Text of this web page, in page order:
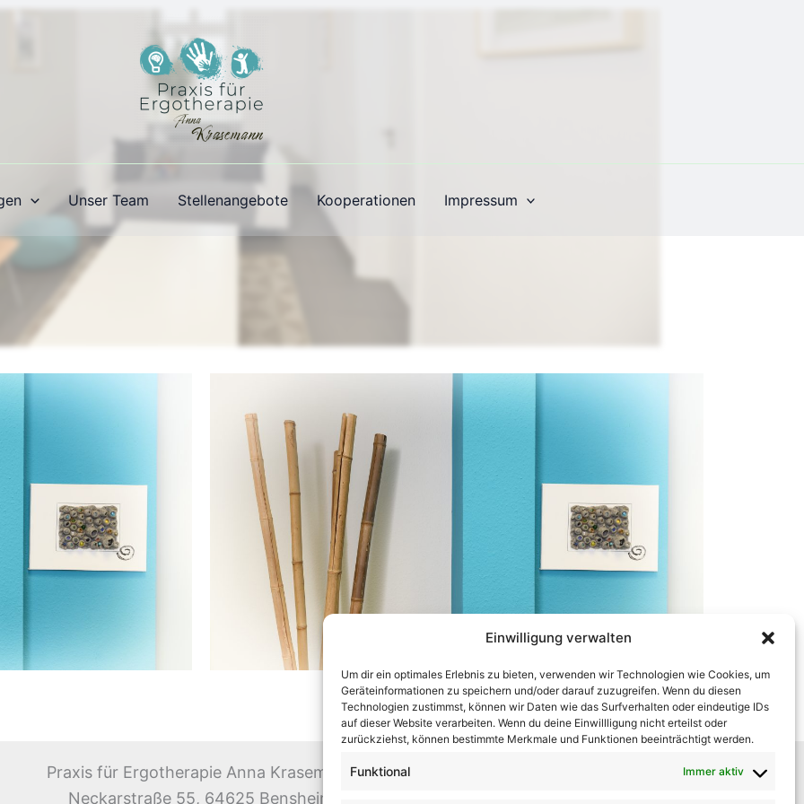
Einwilligung verwalten
Um dir ein optimales Erlebnis zu bieten, verwenden wir Technologien wie Cookies, um
Geräteinformationen zu speichern und/oder darauf zuzugreifen. Wenn du diesen
Technologien zustimmst, können wir Daten wie das Surfverhalten oder eindeutige IDs
auf dieser Website verarbeiten. Wenn du deine Einwillligung nicht erteilst oder
zurückziehst, können bestimmte Merkmale und Funktionen beeinträchtigt werden.
Funktional Immer aktiv
Unser Team Stellenangebote Kooperationen Impressum
Datenschutz
Praxis für Ergotherapie Anna Krasemann
Neckarstraße 55, 64625 Bensheim